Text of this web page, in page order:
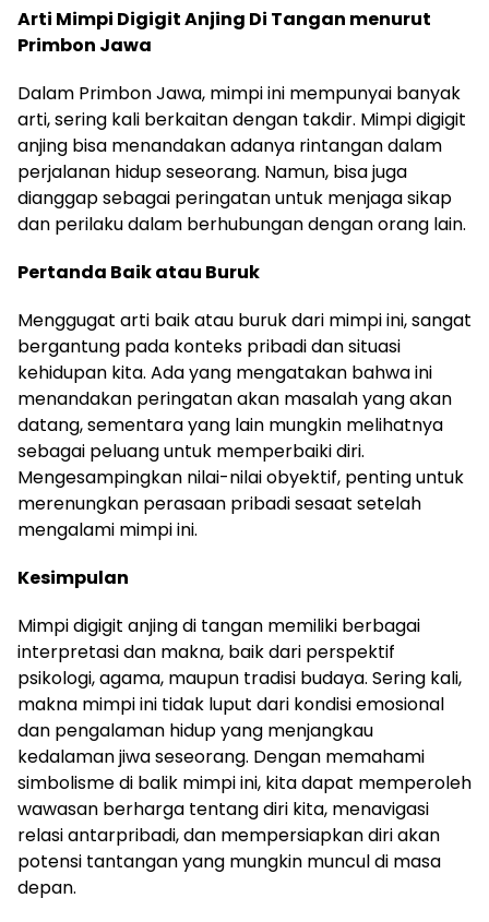
Arti Mimpi Digigit Anjing Di Tangan menurut
Primbon Jawa
Dalam Primbon Jawa, mimpi ini mempunyai banyak
arti, sering kali berkaitan dengan takdir. Mimpi digigit
anjing bisa menandakan adanya rintangan dalam
perjalanan hidup seseorang. Namun, bisa juga
dianggap sebagai peringatan untuk menjaga sikap
dan perilaku dalam berhubungan dengan orang lain.
Pertanda Baik atau Buruk
Menggugat arti baik atau buruk dari mimpi ini, sangat
bergantung pada konteks pribadi dan situasi
kehidupan kita. Ada yang mengatakan bahwa ini
menandakan peringatan akan masalah yang akan
datang, sementara yang lain mungkin melihatnya
sebagai peluang untuk memperbaiki diri.
Mengesampingkan nilai-nilai obyektif, penting untuk
merenungkan perasaan pribadi sesaat setelah
mengalami mimpi ini.
Kesimpulan
Mimpi digigit anjing di tangan memiliki berbagai
interpretasi dan makna, baik dari perspektif
psikologi, agama, maupun tradisi budaya. Sering kali,
makna mimpi ini tidak luput dari kondisi emosional
dan pengalaman hidup yang menjangkau
kedalaman jiwa seseorang. Dengan memahami
simbolisme di balik mimpi ini, kita dapat memperoleh
wawasan berharga tentang diri kita, menavigasi
relasi antarpribadi, dan mempersiapkan diri akan
potensi tantangan yang mungkin muncul di masa
depan.